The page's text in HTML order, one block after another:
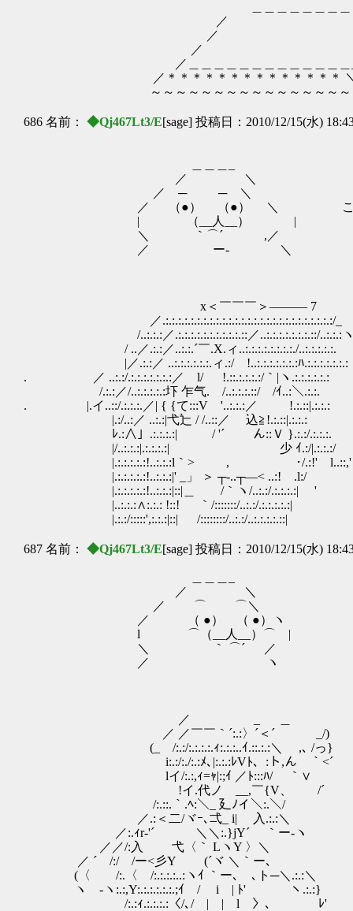
／
／ ／
／ ／
／＿＿＿＿＿＿＿＿＿＿＿＿＿_
／＊＊＊＊＊＊＊＊＊＊＊＊＊＊
～～～～～～～～～～～～～～～～
686 名前： ◆Qj467Lt3/E[sage] 投稿日：2010/12/15(水)
／ ＼
／ ─ ─ ＼
／ （●） （●） ＼ こなた、やる
| （__人__） |
＼ ｀⌒´ ,／
／ ー‐ ＼
x＜￣￣￣＞――― 7
／.:.:.:.:.:.:.:.:.:.:.:.:.:.:.:.:.:.:.:.:.:.:.:.:.:.:.:/_
/..:.:.:／.:.:.:.:.:.:.:.:.:.:.::／..:.:.:.:.:.:.:.::/..:.:.:
/ ..／.:.:／..:.:.´￣.X.ィ..:.:.:.:.:.:.:.:./..:.:.:.:.:.
|／.:.:／ ..:.:.:.:.:.:.ィ.:/ !..:.:.:.:.:.:.:ﾊ.:.:.:.:.:.:.:
. ／ ..:.:/.:.:.:.:.:.:.:／ l/ !.::.:.:.:.:/｀|ヽ.:.:.:.:.:.:
/.:.:／/..:.:.:.:.:圷 乍气. /..:.:.:.::/ /ｲ..:＼.:.:.
. |.イ..::/.:.:.:.／| { {て:::V '..:.:.:／ !.:.::|.:.:.:
|.:/..:／ ..:.:|弋辷 / /..::／ 込≧!.:.::|.:.:.:
ﾚ.:∧」.:.:.:.:| ￣ / '´ ん::Ｖ }.:.:/.:.:.:.
|/..:.:.:|.:.:.:.:| ゞ少 ｲ.:/|.:.:.:/
|.:.:.:.:.:!..:.:.:l｀> , ･/.:!' l..::,'
|.:.:.:.:.:!..:.:.:|' _」 ＞ ┬‐..┬―< ..:! .l:/
|.:.:.:.:.:!..:.:.:|::|＿ /｀ヽ/..:.:/.:.:.:.:| '
|..:.:.:∧:.:.: !::! ｀/:::::::/..:.:/.:.:.:.:.:|
|.:.:/:::::',:.:.:|::| /::::::::/..:.:/..:.:.:.:.::|
687 名前： ◆Qj467Lt3/E[sage] 投稿日：2010/12/15(水)
／ ＼
／ ⌒ ⌒＼
／ （ ●） （ ●）ヽ
l ⌒（__人__）⌒ | 愛してい
＼ ｀ ⌒´ ／
／ ヽ
／ _ ＿
／ ／￣￣｀´:.:〉´＜´ _/)
(_ゝ/:.:/:.:.:.:.ｨ:.:.:..ｲ.::.:.:＼ ,､ /っ}
i:.:/:./:.:ﾒ､|:.:.:ﾚVﾄ、:ト,ん ｀<´
lイ/:.:,ｨ=ｬ|:;ｲ ／ﾄ:::ﾊ/ ｀∨
ゝ!イ.代ノ __,￣{V、 /´
/:.::.｀.ﾍ:＼_ 廴ﾉイ＼:.＼/ も
／.:＜二/ヾｰ､弌_ i| 入.:.:＼
／:.ｨr‐'´ ＼＼:.}jY´ ｀ー‐ヽ
／／/:入 弋〈｀ LヽY 〉＼
／ ´ /:/ /ー<彡Y (´ヾ ＼｀ー､
(〈 /:.〈 /:.:.:.:..:ヽｲ ｀ー､ゝ､ト─＼.:.:＼
ヽゝ-ヽ:.:,Y:.:.:.:.:.:.;ｲ / i | ﾄ' ヽ.:.:}
/:.:ｨ.:.:.:.:〈/､/ | | l 〉、 ﾚ'